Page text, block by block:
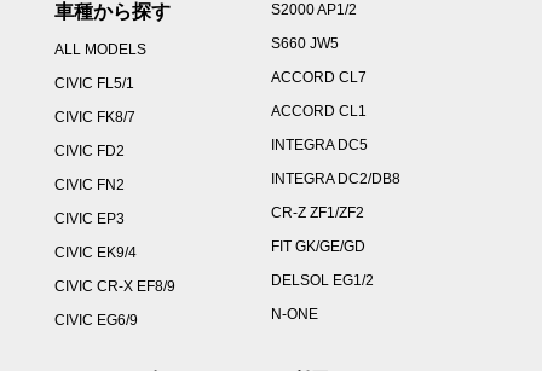
車種から探す
ALL MODELS
CIVIC FL5/1
CIVIC FK8/7
CIVIC FD2
CIVIC FN2
CIVIC EP3
CIVIC EK9/4
CIVIC CR-X EF8/9
CIVIC EG6/9
S2000 AP1/2
S660 JW5
ACCORD CL7
ACCORD CL1
INTEGRA DC5
INTEGRA DC2/DB8
CR-Z ZF1/ZF2
FIT GK/GE/GD
DELSOL EG1/2
N-ONE